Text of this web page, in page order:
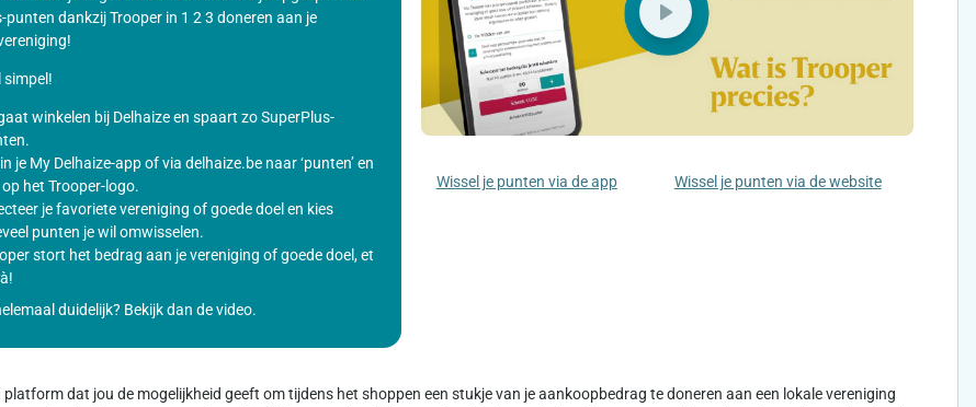
punten dankzij Trooper in 1 2 3 doneren aan je
simpel!
winkelen bij Delhaize en spaart zo SuperPlus-
je My Delhaize-app of via delhaize.be naar ‘punten’ en
op het Trooper-logo.
je favoriete vereniging of goede doel en kies
punten je wil omwisselen.
stort het bedrag aan je vereniging of goede doel, et
duidelijk? Bekijk dan de video.
Wissel je punten via de app Wissel je punten via de website
platform dat jou de mogelijkheid geeft om tijdens het shoppen een stukje van je aankoopbedrag te doneren aan een lokale vereniging